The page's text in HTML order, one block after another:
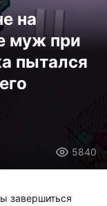
на
муж при
пытался
5840
завершиться